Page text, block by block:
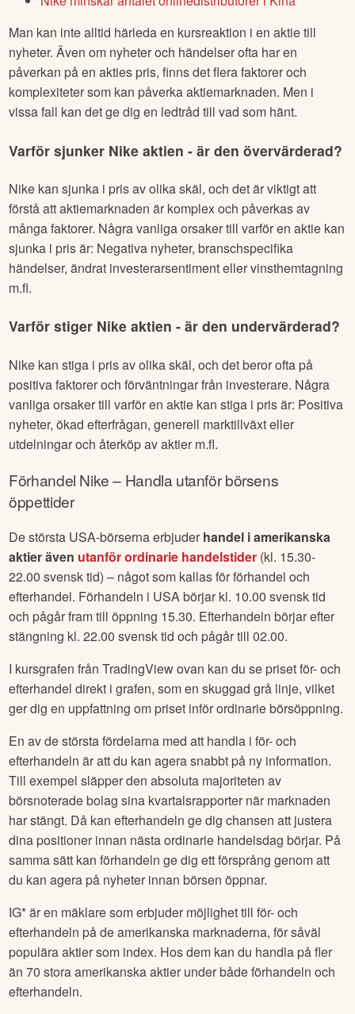
Man kan inte alltid härleda en kursreaktion i en aktie till
nyheter. Även om nyheter och händelser ofta har en
påverkan på en akties pris, finns det flera faktorer och
komplexiteter som kan påverka aktiemarknaden. Men i
vissa fall kan det ge dig en ledtråd till vad som hänt.
Varför sjunker Nike aktien - är den övervärderad?
Nike kan sjunka i pris av olika skäl, och det är viktigt att
förstå att aktiemarknaden är komplex och påverkas av
många faktorer. Några vanliga orsaker till varför en aktie kan
sjunka i pris är: Negativa nyheter, branschspecifika
händelser, ändrat investerarsentiment eller vinsthemtagning
m.fl.
Varför stiger Nike aktien - är den undervärderad?
Nike kan stiga i pris av olika skäl, och det beror ofta på
positiva faktorer och förväntningar från investerare. Några
vanliga orsaker till varför en aktie kan stiga i pris är: Positiva
nyheter, ökad efterfrågan, generell marktillväxt eller
utdelningar och återköp av aktier m.fl.
Förhandel Nike– Handla utanför börsens
öppettider
De största USA-börserna erbjuder handel i amerikanska
aktier även utanför ordinarie handelstider (kl. 15.30-
22.00 svensk tid) – något som kallas för förhandel och
efterhandel. Förhandeln i USA börjar kl. 10.00 svensk tid
och pågår fram till öppning 15.30. Efterhandeln börjar efter
stängning kl. 22.00 svensk tid och pågår till 02.00.
I kursgrafen från TradingView ovan kan du se priset för- och
efterhandel direkt i grafen, som en skuggad grå linje, vilket
ger dig en uppfattning om priset inför ordinarie börsöppning.
En av de största fördelarna med att handla i för- och
efterhandeln är att du kan agera snabbt på ny information.
Till exempel släpper den absoluta majoriteten av
börsnoterade bolag sina kvartalsrapporter när marknaden
har stängt. Då kan efterhandeln ge dig chansen att justera
dina positioner innan nästa ordinarie handelsdag börjar. På
samma sätt kan förhandeln ge dig ett försprång genom att
du kan agera på nyheter innan börsen öppnar.
IG* är en mäklare som erbjuder möjlighet till för- och
efterhandeln på de amerikanska marknaderna, för såväl
populära aktier som index. Hos dem kan du handla på fler
än 70 stora amerikanska aktier under både förhandeln och
efterhandeln.